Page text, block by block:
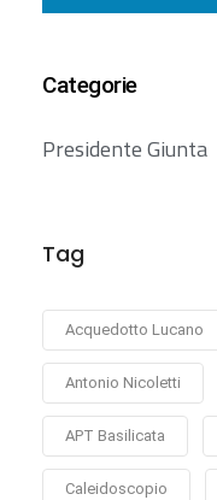
Categorie
Presidente Giunta
Tag
Acquedotto Lucano
Antonio Nicoletti
APT Basilicata
Caleidoscopio